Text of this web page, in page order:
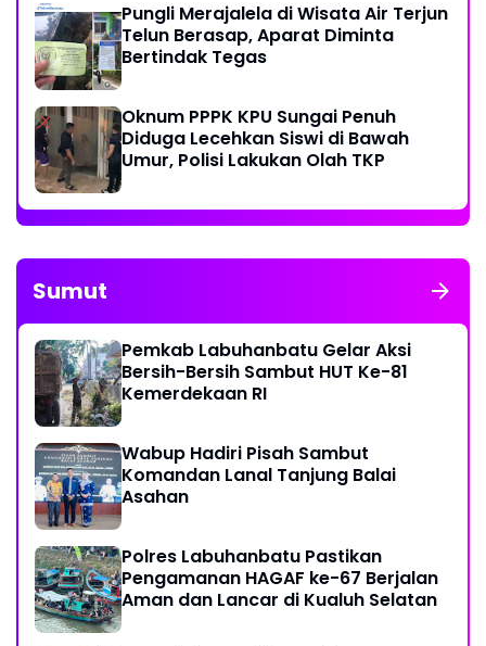
Pungli Merajalela di Wisata Air Terjun
Telun Berasap, Aparat Diminta
Bertindak Tegas
Oknum PPPK KPU Sungai Penuh
Diduga Lecehkan Siswi di Bawah
Umur, Polisi Lakukan Olah TKP
Sumut
Pemkab Labuhanbatu Gelar Aksi
Bersih-Bersih Sambut HUT Ke-81
Kemerdekaan RI
Wabup Hadiri Pisah Sambut
Komandan Lanal Tanjung Balai
Asahan
Polres Labuhanbatu Pastikan
Pengamanan HAGAF ke-67 Berjalan
Aman dan Lancar di Kualuh Selatan